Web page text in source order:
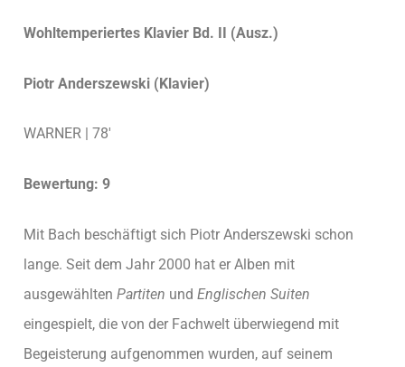
Wohltemperiertes Klavier Bd. II (Ausz.)
Piotr Anderszewski (Klavier)
WARNER | 78′
Bewertung: 9
Mit Bach beschäftigt sich Piotr Anderszewski schon
lange. Seit dem Jahr 2000 hat er Alben mit
ausgewählten Partiten und Englischen Suiten
eingespielt, die von der Fachwelt überwiegend mit
Begeisterung aufgenommen wurden, auf seinem